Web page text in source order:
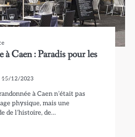
à Caen : Paradis pour les
15/12/2023
à Caen n’était pas
physique, mais une
de l’histoire, de…